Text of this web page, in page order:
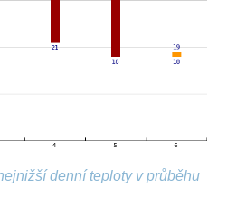
denní teploty v průběhu